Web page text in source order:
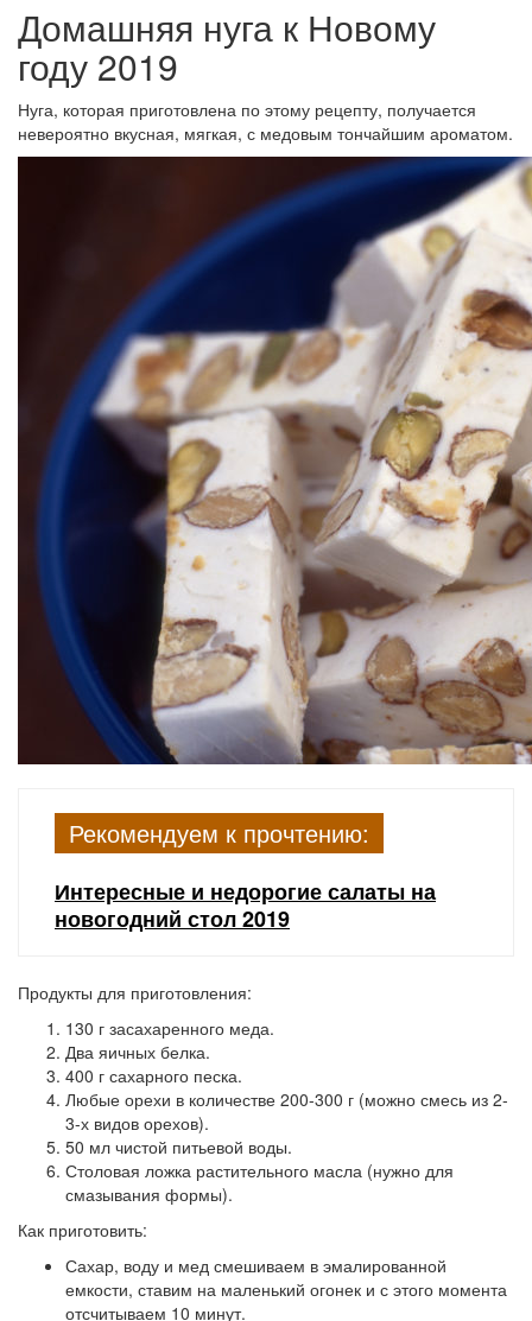
Домашняя нуга к Новому
году 2019
Нуга, которая приготовлена по этому рецепту, получается
невероятно вкусная, мягкая, с медовым тончайшим ароматом.
Рекомендуем к прочтению:
Интересные и недорогие салаты на
новогодний стол 2019
Продукты для приготовления:
130 г засахаренного меда.
Два яичных белка.
400 г сахарного песка.
Любые орехи в количестве 200-300 г (можно смесь из 2-
3-х видов орехов).
50 мл чистой питьевой воды.
Столовая ложка растительного масла (нужно для
смазывания формы).
Как приготовить:
Сахар, воду и мед смешиваем в эмалированной
емкости, ставим на маленький огонек и с этого момента
отсчитываем 10 минут.